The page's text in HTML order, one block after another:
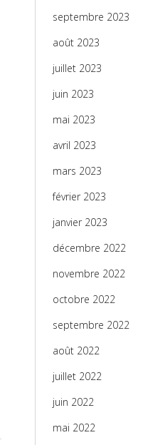
septembre 2023
août 2023
juillet 2023
juin 2023
mai 2023
avril 2023
mars 2023
février 2023
janvier 2023
décembre 2022
novembre 2022
octobre 2022
septembre 2022
août 2022
juillet 2022
juin 2022
mai 2022